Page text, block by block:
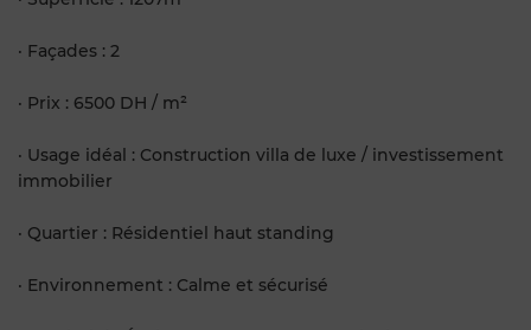
· Façades : 2
· Prix : 6500 DH / m²
· Usage idéal : Construction villa de luxe / investissement
immobilier
· Quartier : Résidentiel haut standing
· Environnement : Calme et sécurisé